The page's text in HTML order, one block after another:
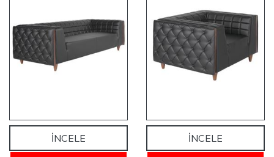
İNCELE İNCELE